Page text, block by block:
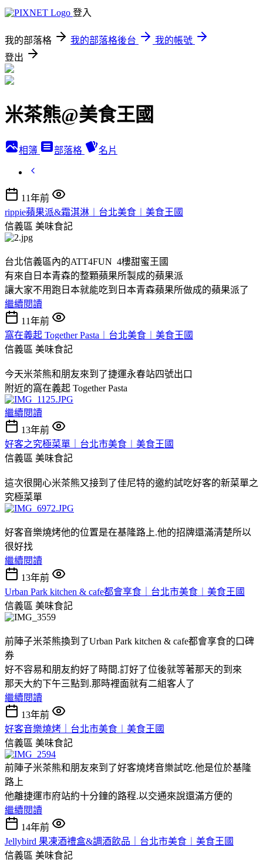
登入
我的部落格 我的部落格後台
我的帳號
登出
米茶熊@美食王國
相簿 部落格 名片
11年前
rippie蘋果派&霜淇淋︱台北美食︱美食王國
信義區 美味食記
台北信義區內的ATT4FUN 4樓甜蜜王國
有來自日本青森的整顆蘋果所製成的蘋果派
讓大家不用跑日本就能吃到日本青森蘋果所做成的蘋果派了
繼續閱讀
11年前
窩在義起 Together Pasta︱台北美食︱美食王國
信義區 美味食記
今天米茶熊和朋友來到了捷運永春站四號出口
附近的窩在義起 Together Pasta
繼續閱讀
13年前
好客之究極菜單｜台北市美食︱美食王國
信義區 美味食記
這次很開心米茶熊又接到了佳尼特的邀約試吃好客的新菜單之
究極菜單
好客音樂燒烤他的位置是在基隆路上.他的招牌還滿清楚所以
很好找
繼續閱讀
13年前
Urban Park kitchen & cafe都會享食｜台北市美食︱美食王國
信義區 美味食記
前陣子米茶熊換到了Urban Park kitchen & cafe都會享食的口碑
券
好不容易和朋友約好了時間.訂好了位後就等著那天的到來
那天大約下午三點到.那時裡面就有二組客人了
繼續閱讀
13年前
好客音樂燒烤｜台北市美食︱美食王國
信義區 美味食記
前陣子米茶熊和朋友來到了好客燒烤音樂試吃.他是位於基隆
路上
他離捷運市府站約十分鐘的路程.以交通來說還滿方便的
繼續閱讀
14年前
Jellybird 果凍酒禮盒&調酒飲品｜台北市美食︱美食王國
信義區 美味食記